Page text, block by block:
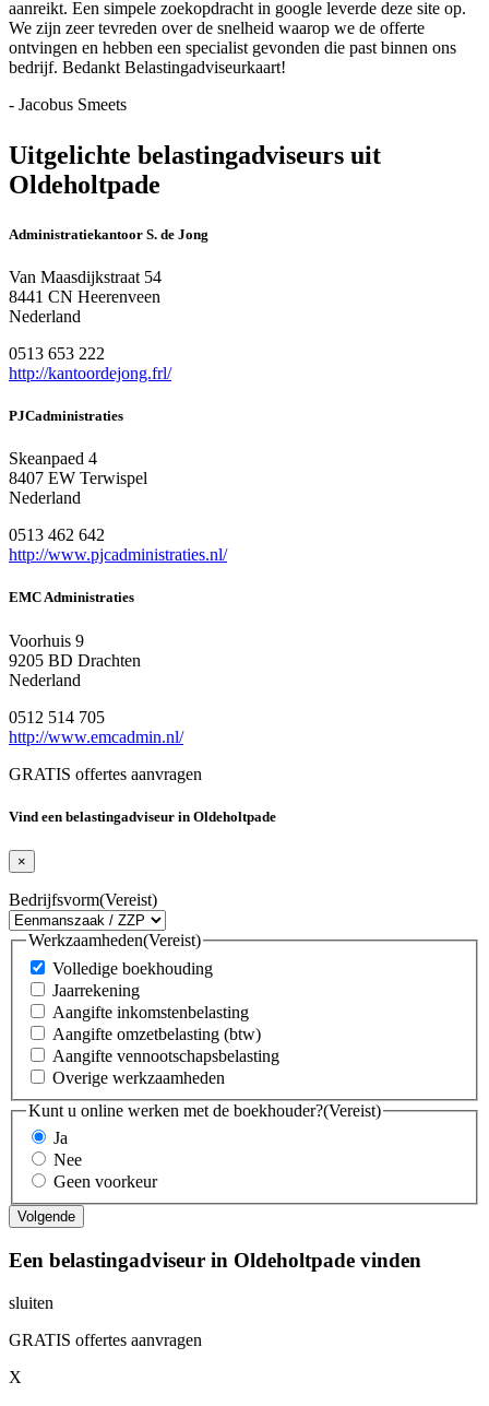
aanreikt. Een simpele zoekopdracht in google leverde deze site op.
We zijn zeer tevreden over de snelheid waarop we de offerte
ontvingen en hebben een specialist gevonden die past binnen ons
bedrijf. Bedankt Belastingadviseurkaart!
- Jacobus Smeets
Uitgelichte belastingadviseurs uit
Oldeholtpade
Administratiekantoor S. de Jong
Van Maasdijkstraat 54
8441 CN Heerenveen
Nederland
0513 653 222
http://kantoordejong.frl/
PJCadministraties
Skeanpaed 4
8407 EW Terwispel
Nederland
0513 462 642
http://www.pjcadministraties.nl/
EMC Administraties
Voorhuis 9
9205 BD Drachten
Nederland
0512 514 705
http://www.emcadmin.nl/
GRATIS offertes aanvragen
Vind een belastingadviseur in Oldeholtpade
×
Bedrijfsvorm(Vereist)
Werkzaamheden(Vereist)
Volledige boekhouding
Jaarrekening
Aangifte inkomstenbelasting
Aangifte omzetbelasting (btw)
Aangifte vennootschapsbelasting
Overige werkzaamheden
Kunt u online werken met de boekhouder?(Vereist)
Ja
Nee
Geen voorkeur
Een belastingadviseur in Oldeholtpade vinden
sluiten
GRATIS offertes aanvragen
X